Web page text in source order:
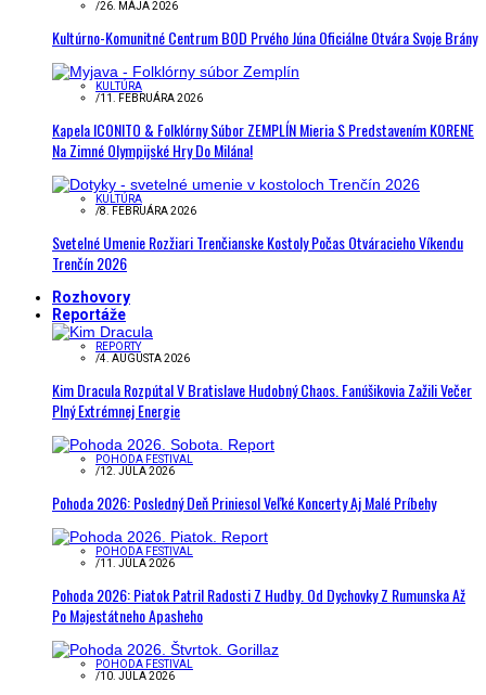
/26. MÁJA 2026
Kultúrno-Komunitné Centrum BOD Prvého Júna Oficiálne Otvára Svoje Brány
KULTÚRA
/11. FEBRUÁRA 2026
Kapela ICONITO & Folklórny Súbor ZEMPLÍN Mieria S Predstavením KORENE
Na Zimné Olympijské Hry Do Milána!
KULTÚRA
/8. FEBRUÁRA 2026
Svetelné Umenie Rozžiari Trenčianske Kostoly Počas Otváracieho Víkendu
Trenčín 2026
Rozhovory
Reportáže
REPORTY
/4. AUGUSTA 2026
Kim Dracula Rozpútal V Bratislave Hudobný Chaos. Fanúšikovia Zažili Večer
Plný Extrémnej Energie
POHODA FESTIVAL
/12. JÚLA 2026
Pohoda 2026: Posledný Deň Priniesol Veľké Koncerty Aj Malé Príbehy
POHODA FESTIVAL
/11. JÚLA 2026
Pohoda 2026: Piatok Patril Radosti Z Hudby. Od Dychovky Z Rumunska Až
Po Majestátneho Apasheho
POHODA FESTIVAL
/10. JÚLA 2026